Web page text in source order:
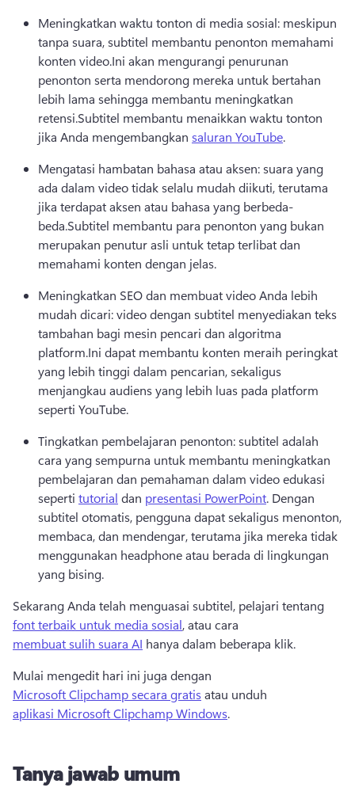
Meningkatkan waktu tonton di media sosial: meskipun
tanpa suara, subtitel membantu penonton memahami
konten video.Ini akan mengurangi penurunan
penonton serta mendorong mereka untuk bertahan
lebih lama sehingga membantu meningkatkan
retensi.Subtitel membantu menaikkan waktu tonton
jika Anda mengembangkan saluran YouTube.
Mengatasi hambatan bahasa atau aksen: suara yang
ada dalam video tidak selalu mudah diikuti, terutama
jika terdapat aksen atau bahasa yang berbeda-
beda.Subtitel membantu para penonton yang bukan
merupakan penutur asli untuk tetap terlibat dan
memahami konten dengan jelas.
Meningkatkan SEO dan membuat video Anda lebih
mudah dicari: video dengan subtitel menyediakan teks
tambahan bagi mesin pencari dan algoritma
platform.Ini dapat membantu konten meraih peringkat
yang lebih tinggi dalam pencarian, sekaligus
menjangkau audiens yang lebih luas pada platform
seperti YouTube.
Tingkatkan pembelajaran penonton: subtitel adalah
cara yang sempurna untuk membantu meningkatkan
pembelajaran dan pemahaman dalam video edukasi
seperti tutorial dan presentasi PowerPoint. Dengan
subtitel otomatis, pengguna dapat sekaligus menonton,
membaca, dan mendengar, terutama jika mereka tidak
menggunakan headphone atau berada di lingkungan
yang bising.
Sekarang Anda telah menguasai subtitel, pelajari tentang
font terbaik untuk media sosial, atau cara
membuat sulih suara AI hanya dalam beberapa klik.
Mulai mengedit hari ini juga dengan
Microsoft Clipchamp secara gratis atau unduh
aplikasi Microsoft Clipchamp Windows.
Tanya jawab umum